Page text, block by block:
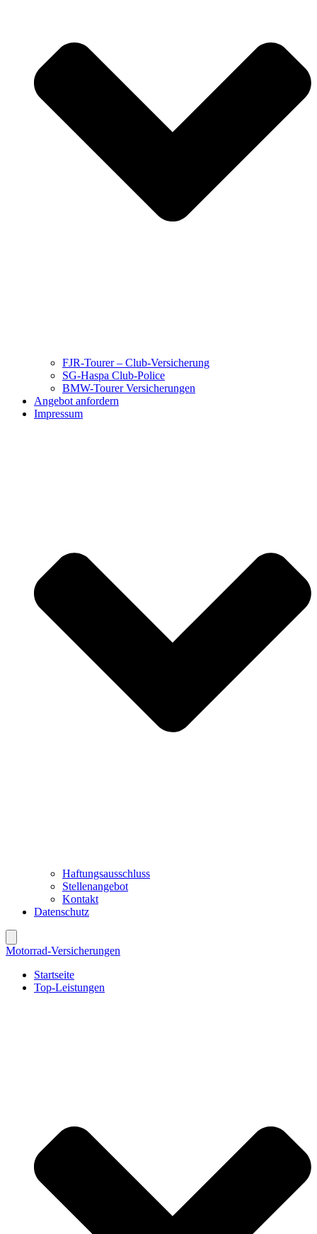
FJR-Tourer – Club-Versicherung
SG-Haspa Club-Police
BMW-Tourer Versicherungen
Angebot anfordern
Impressum
Haftungsausschluss
Stellenangebot
Kontakt
Datenschutz
Motorrad-Versicherungen
Startseite
Top-Leistungen